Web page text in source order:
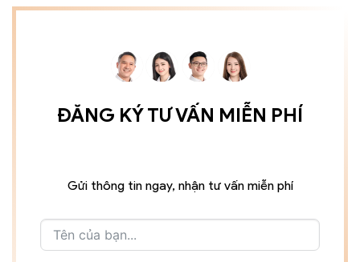
ĐĂNG KÝ TƯ VẤN MIỄN PHÍ
Gửi thông tin ngay, nhận tư vấn miễn phí